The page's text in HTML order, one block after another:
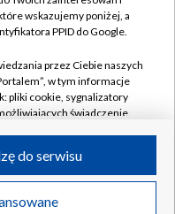
w likwidacji
wskazujemy poniżej, a
PPID do Google.
przez Ciebie naszych
w tym informacje
pliki cookie, sygnalizatory
świadczenie
przez Ciebie
adresy IP, identyfikatory
do serwisu